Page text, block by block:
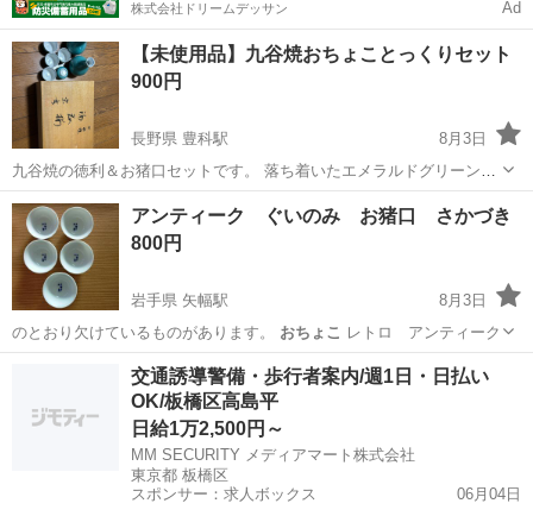
株式会社ドリームデッサン Ad
【未使用品】九谷焼おちょことっくりセット
900円
長野県 豊科駅
8月3日
九谷焼の徳利＆お猪口セットです。 落ち着いたエメラルドグリーンの
釉薬が美しく、シンプルで上品な雰囲気のあるお品です。 徳利2本、
お猪口5個のセットになります。 【状態】 未使用品です。 目立った傷
や欠けはなく（裏面に少...
長野 安曇野市 食器
アンティーク ぐいのみ お猪口 さかづき
800円
岩手県 矢幅駅
8月3日
のとおり欠けているものがあります。 おちょこ レトロ アンティーク
矢幅駅 食器
交通誘導警備・歩行者案内/週1日・日払い
OK/板橋区高島平
日給1万2,500円～
MM SECURITY メディアマート株式会社
東京都 板橋区
スポンサー：求人ボックス
06月04日